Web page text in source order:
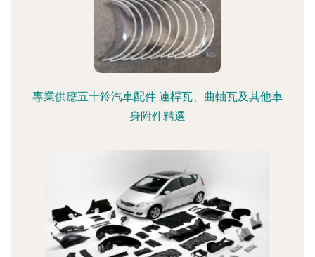
專業供應五十鈴汽車配件 連桿瓦、曲軸瓦及其他車
身附件精選